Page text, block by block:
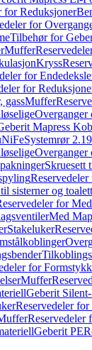
for Reduksjoner
for
Tilbehør for
Muffer
Kryss
for
for
gassMuffer
Overganger
Mapress
Systemrør
Overganger
Skruesett
sisterner og
for
Med
Stakeluker
for
Muffer
Geberit
Reservedeler
Reservedeler
Geberit PE